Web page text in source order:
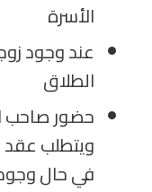
الأسرة
عند وجود
الطلاق
حضور صاحب
ويتطلب
في حال